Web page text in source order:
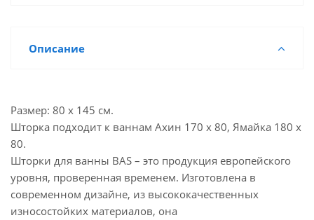
Описание
Размер: 80 х 145 см.
Шторка подходит к ваннам Ахин 170 х 80, Ямайка 180 х
80.
Шторки для ванны BAS – это продукция европейского
уровня, проверенная временем. Изготовлена в
современном дизайне, из высококачественных
износостойких материалов, она